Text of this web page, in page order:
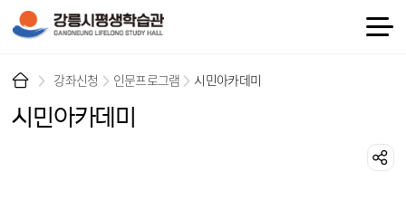
강좌신청 인문프로그램 시민아카데미
시민아카데미